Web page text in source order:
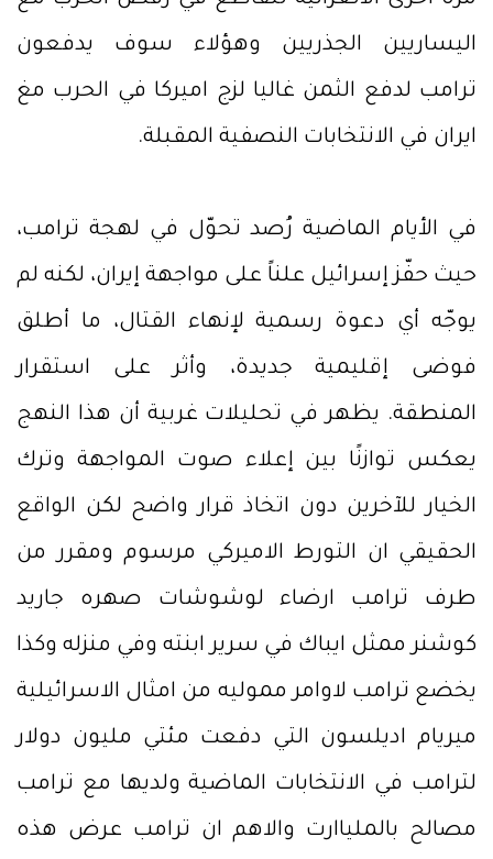
اليساريين الجذريين وهؤلاء سوف يدفعون
ترامب لدفع الثمن غاليا لزج اميركا في الحرب مغ
ايران في الانتخابات النصفية المقبلة.
في الأيام الماضية رُصد تحوّل في لهجة ترامب،
حيث حفّز إسرائيل علناً على مواجهة إيران، لكنه لم
يوجّه أي دعوة رسمية لإنهاء القتال، ما أطلق
فوضى إقليمية جديدة، وأثر على استقرار
المنطقة. يظهر في تحليلات غربية أن هذا النهج
يعكس توازنًا بين إعلاء صوت المواجهة وترك
الخيار للآخرين دون اتخاذ قرار واضح لكن الواقع
الحقيقي ان التورط الاميركي مرسوم ومقرر من
طرف ترامب ارضاء لوشوشات صهره جاريد
كوشنر ممثل ايباك في سرير ابنته وفي منزله وكذا
يخضع ترامب لاوامر مموليه من امثال الاسرائيلية
ميريام اديلسون التي دفعت مئتي مليون دولار
لترامب في الانتخابات الماضية ولديها مع ترامب
مصالح بالملياارت والاهم ان ترامب عرض هذه